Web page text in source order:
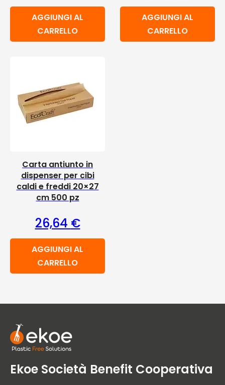
AGGIUNGI AL
CARRELLO
AGGIUNGI AL
CARRELLO
Carta antiunto in
dispenser per cibi
caldi e freddi 20×27
cm 500 pz
26,64 €
AGGIUNGI AL
CARRELLO
Ekoe Società Benefit Cooperativa